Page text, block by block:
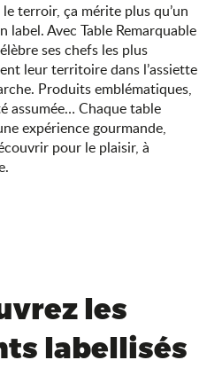
terroir, ça mérite plus qu’un
Avec Table Remarquable
ses chefs les plus
leur territoire dans l’assiette
Produits emblématiques,
assumée… Chaque table
expérience gourmande,
pour le plaisir, à
les
labellisés